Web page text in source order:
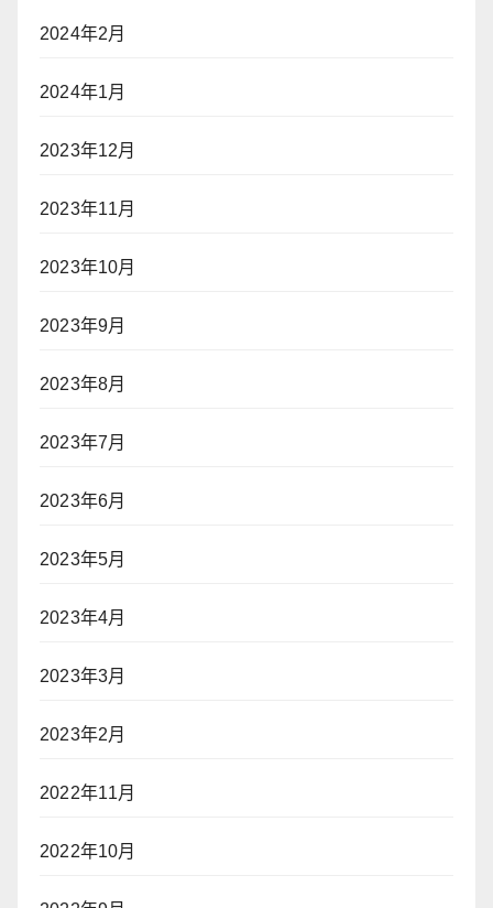
2024年2月
2024年1月
2023年12月
2023年11月
2023年10月
2023年9月
2023年8月
2023年7月
2023年6月
2023年5月
2023年4月
2023年3月
2023年2月
2022年11月
2022年10月